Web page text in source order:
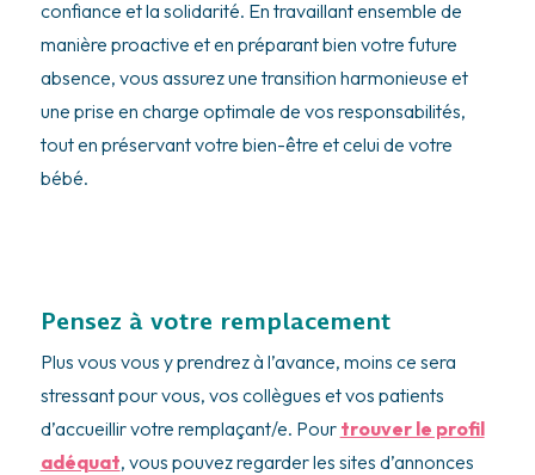
confiance et la solidarité. En travaillant ensemble de
manière proactive et en préparant bien votre future
absence, vous assurez une transition harmonieuse et
une prise en charge optimale de vos responsabilités,
tout en préservant votre bien-être et celui de votre
bébé.
Pensez à votre remplacement
Plus vous vous y prendrez à l’avance, moins ce sera
stressant pour vous, vos collègues et vos patients
d’accueillir votre remplaçant/e. Pour trouver le profil
adéquat, vous pouvez regarder les sites d’annonces